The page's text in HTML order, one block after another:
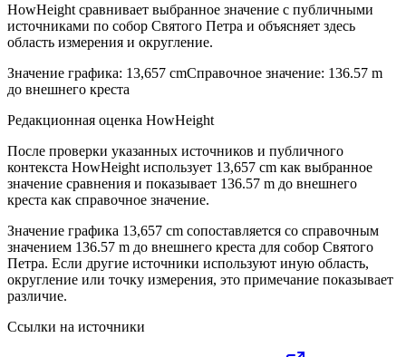
HowHeight сравнивает выбранное значение с публичными
источниками по собор Святого Петра и объясняет здесь
область измерения и округление.
Значение графика: 13,657 cmСправочное значение: 136.57 m
до внешнего креста
Редакционная оценка HowHeight
После проверки указанных источников и публичного
контекста HowHeight использует ⁦13,657 cm⁩ как выбранное
значение сравнения и показывает ⁦136.57 m до внешнего
креста⁩ как справочное значение.
Значение графика 13,657 cm сопоставляется со справочным
значением 136.57 m до внешнего креста для собор Святого
Петра. Если другие источники используют иную область,
округление или точку измерения, это примечание показывает
различие.
Ссылки на источники